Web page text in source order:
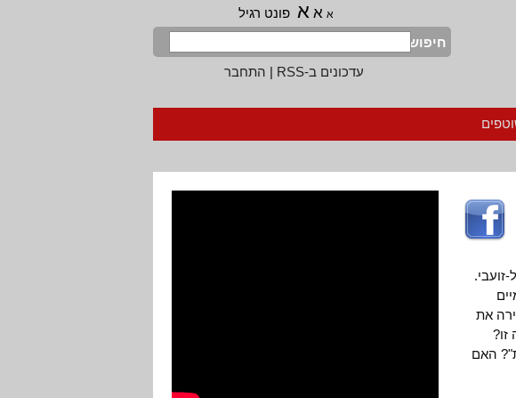
א א א פונט רגיל
חיפוש
עדכונים ב-RSS
| התחבר
את
האם